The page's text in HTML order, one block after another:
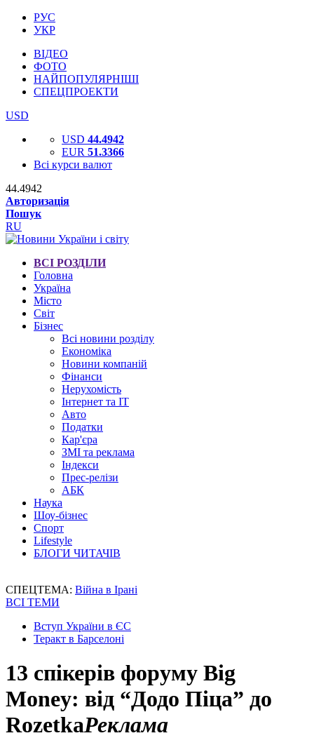
РУС
УКР
ВІДЕО
ФОТО
НАЙПОПУЛЯРНІШІ
СПЕЦПРОЕКТИ
USD
USD 44.4942
EUR 51.3366
Всі курси валют
44.4942
Авторизація
Пошук
RU
ВСІ РОЗДІЛИ
Головна
Україна
Місто
Світ
Бізнес
Всі новини розділу
Економіка
Новини компаній
Фінанси
Нерухомість
Інтернет та IT
Авто
Податки
Кар'єра
ЗМІ та реклама
Індекси
Прес-релізи
АБК
Наука
Шоу-бізнес
Спорт
Lifestyle
БЛОГИ ЧИТАЧІВ
СПЕЦТЕМА: Війна в Ірані
ВСІ ТЕМИ
Вступ України в ЄС
Теракт в Барселоні
13 спікерів форуму Big
Money: від “Додо Піца” до
RozetkaРеклама